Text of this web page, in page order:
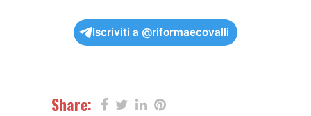
Iscriviti a @riformaecovalli
Share: